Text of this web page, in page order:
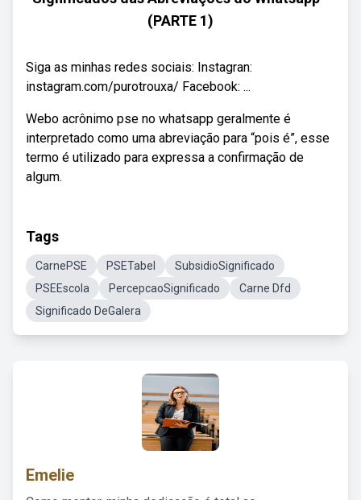
(PARTE 1)
Siga as minhas redes sociais: Instagran:
instagram.com/purotrouxa/ Facebook: ...
Webo acrônimo pse no whatsapp geralmente é
interpretado como uma abreviação para “pois é”, esse
termo é utilizado para expressa a confirmação de
algum.
Tags
CarnePSE PSETabel
SubsidioSignificado
PSEEscola
PercepcaoSignificado
Carne Dfd
Significado DeGalera
Emelie